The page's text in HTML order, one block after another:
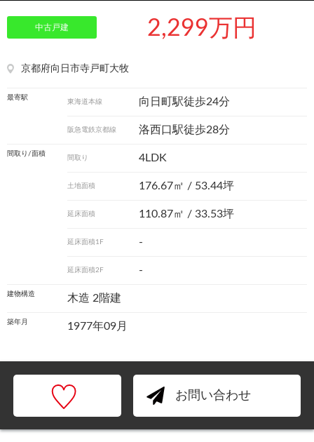
中古戸建 2,299万円
京都府向日市寺戸町大牧
最寄駅
東海道本線 向日町駅徒歩24分
阪急電鉄京都線 洛西口駅徒歩28分
間取り/面積
間取り 4LDK
土地面積 176.67㎡ / 53.44坪
延床面積 110.87㎡ / 33.53坪
延床面積1F -
延床面積2F -
建物構造 木造 2階建
築年月 1977年09月
お問い合わせ